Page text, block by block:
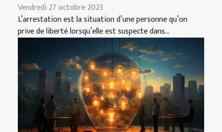
Vendredi 27 octobre 2023
L’arrestation est la situation d’une personne qu’on
prive de liberté lorsqu’elle est suspecte dans...